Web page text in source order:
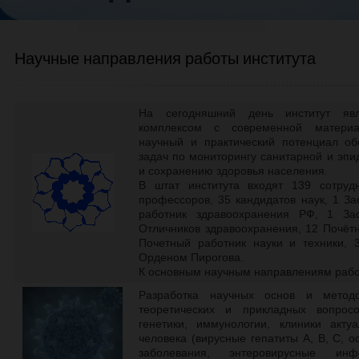
Научные направления работы института
На сегодняшний день институт
комплексом с современной
научный и практический потенциал
задач по мониторингу санитарной и
и сохранению здоровья населения.
В штат института входят 139
профессоров, 35 кандидатов наук, 1
работник здравоохранения РФ, 1
Отличников здравоохранения, 12
Почетный работник науки и техники,
Орденом Пирогова.
К основным научным направлениям
Разработка научных основ и
теоретических и прикладных
генетики, иммунологии, клиники
человека (вирусные гепатиты А, В, С,
заболевания, энтеровирусные